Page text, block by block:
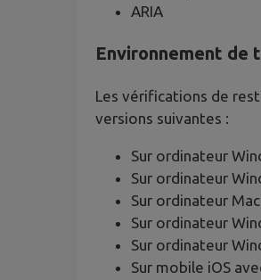
ARIA
Environnement de
Les vérifications de
versions suivantes :
Sur ordinateur
Sur ordinateur
Sur ordinateur
Sur ordinateur
Sur ordinateur
Sur mobile iOS